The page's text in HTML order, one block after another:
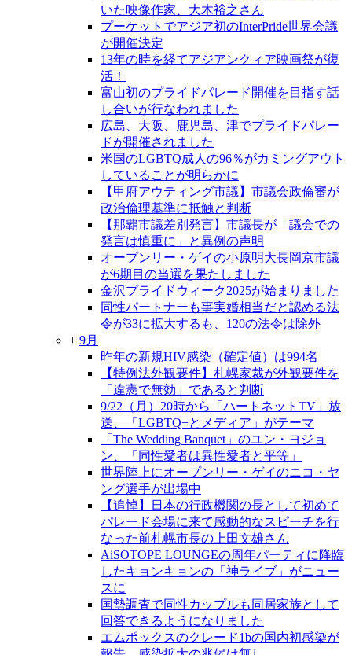
いた映像作家、大木裕之さん
プーケットでアジア初のInterPride世界会議
が開催決定
13年の時を経てアジアンクィア映画祭が復
活！
富山初のプライドパレード開催を目指す話
し合いが行なわれました
広島、大阪、鹿児島、津でプライドパレー
ドが開催されました
米国のLGBTQ成人の96％がカミングアウト
していることが明らかに
【甲府アウティング市議】市議会政倫審が
政治倫理基準に抵触と判断
【那覇市議差別発言】市議長が「議会での
発言は慎重に」と異例の声明
オープンリー・ゲイの小原明大長岡京市議
が6期目の当選を果たしました
金沢プライドウィーク2025が始まりました
同性パートナーも事実婚相当だと認める法
令が33に拡大するも、120の法令は除外
+ 9月
昨年の新規HIV感染（確定値）は994名
【特例法外観要件】札幌家裁が外観要件を
「違憲で無効」であると判断
9/22（月）20時から「ハートネットTV」放
送、「LGBTQ+とメディア」がテーマ
「The Wedding Banquet」のユン・ヨジョ
ン、「同性愛者は異性愛者と平等」
世界陸上にオープンリー・ゲイのニコ・ヤ
ング選手が出場中
【追悼】日本の行政機関の長として初めて
パレード会場に来て感動的なスピーチを行
なった前札幌市長の上田文雄さん
AiSOTOPE LOUNGEの周年パーティに降臨
したキョンキョンの「神ライブ」がニュー
スに
国勢調査で同性カップルも同居家族として
回答できるようになりました
エムポックスのクレード1bの国内初感染が